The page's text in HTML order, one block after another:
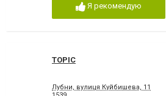
Я рекомендую
ТОРІС
Лубни, вулиця Куйбишева, 11